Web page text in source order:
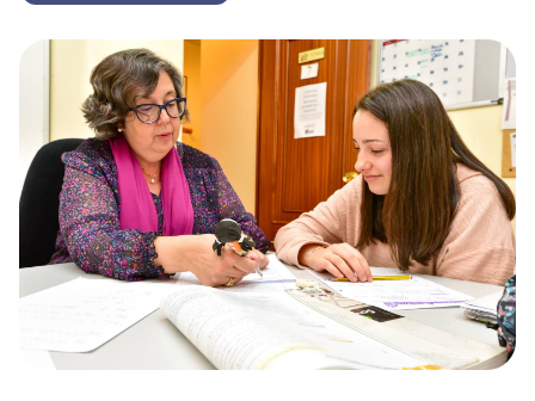
centro de estudios
trabajamos a diario para garantizar la
calidad de nuestra enseñanza, por ello ofrecemos clases
en grupos reducidos y homogéneos.
Las clases que impartimos en Team
son presenciales y su
frecuencia variará dependiendo del curso y de las
necesidades del alumno. De esta manera, ofrecemos
clases entre dos y tres horas por semana (dependiendo la
asignatura y el curso) en los meses de invierno y, en
verano, las clases suelen ser diarias.